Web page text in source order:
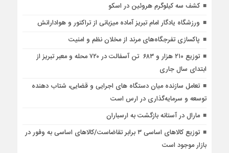
کشف سه کیلوگرم هروئین در اسکو
ورزشگاه یادگار امام تبریز آماده میزبانی از تراکتور و هوادارانش
پاکسازی تفرجگاه‌های مرند از مخلان نظم و امنیت
توزیع ۲۱۰ هزار و ۶۸۳ تن آسفالت در ۷۲۰ محله و معبر تبریز از
ابتدای سال جاری
تعامل سازنده میان دستگاه‌ های اجرایی و قضایی، شتاب‌ دهنده
توسعه و سرمایه‌گذاری در ارس است
مارال در آستانه بازگشت به ارسباران
توزیع کالاهای اساسی ۳ برابر تقاضاست/کالاهای اساسی به وفور در
بازار موجود است